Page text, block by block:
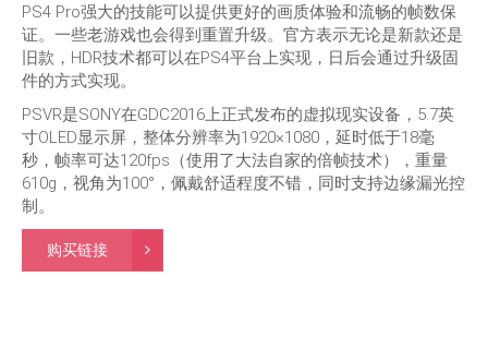
PS4 Pro强大的技能可以提供更好的画质体验和流畅的帧数保
证。一些老游戏也会得到重置升级。官方表示无论是新款还是
旧款，HDR技术都可以在PS4平台上实现，日后会通过升级固
件的方式实现。
PSVR是SONY在GDC2016上正式发布的虚拟现实设备，5.7英
寸OLED显示屏，整体分辨率为1920×1080，延时低于18毫
秒，帧率可达120fps（使用了大法自家的倍帧技术），重量
610g，视角为100°，佩戴舒适程度不错，同时支持边缘漏光控
制。
购买链接